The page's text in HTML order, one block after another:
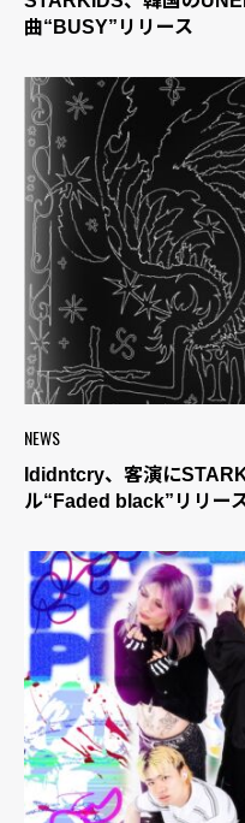
曲“BUSY”リリース
NEWS
Ididntcry、客演に
ル“Faded black”リリー